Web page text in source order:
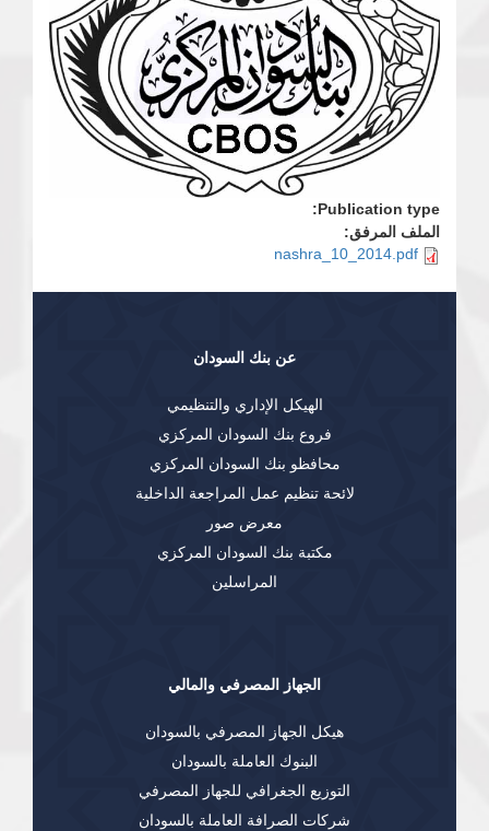
Publication type:
الملف المرفق:
nashra_10_2014.pdf
عن بنك السودان
الهيكل الإداري والتنظيمي
فروع بنك السودان المركزي
محافظو بنك السودان المركزي
لائحة تنظيم عمل المراجعة الداخلية
معرض صور
مكتبة بنك السودان المركزي
المراسلين
الجهاز المصرفي والمالي
هيكل الجهاز المصرفي بالسودان
البنوك العاملة بالسودان
التوزيع الجغرافي للجهاز المصرفي
شركات الصرافة العاملة بالسودان